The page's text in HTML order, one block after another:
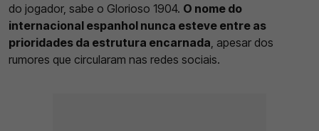
do jogador, sabe o Glorioso 1904. O nome do
internacional espanhol nunca esteve entre as
prioridades da estrutura encarnada, apesar dos
rumores que circularam nas redes sociais.